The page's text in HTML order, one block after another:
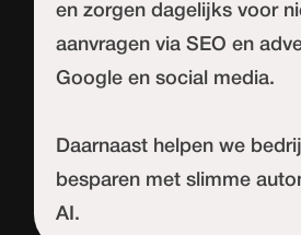
en zorgen dagelijks voor
aanvragen via SEO en
Google en social media.
Daarnaast helpen we
besparen met slimme
AI.